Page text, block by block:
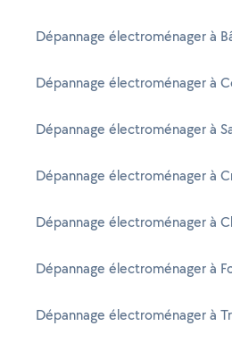
Dépannage électroménager à
Dépannage électroménager à
Dépannage électroménager à
Dépannage électroménager à
Dépannage électroménager à
Dépannage électroménager à
Dépannage électroménager à